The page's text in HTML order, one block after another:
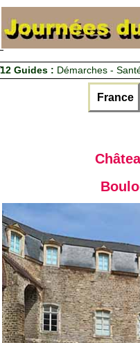
12 Guides : Démarches -
France